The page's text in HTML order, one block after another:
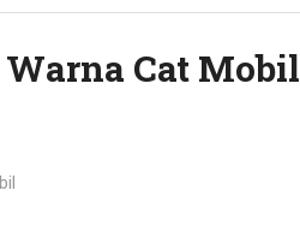
Cat Mobil